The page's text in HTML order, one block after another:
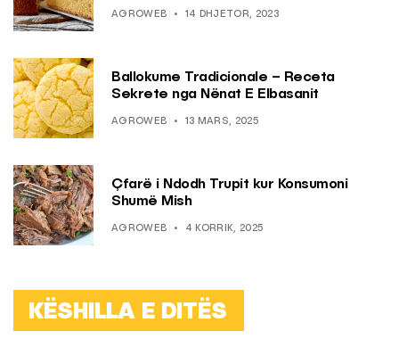
AGROWEB 14 DHJETOR, 2023
Ballokume Tradicionale – Receta
Sekrete nga Nënat E Elbasanit
AGROWEB 13 MARS, 2025
Çfarë i Ndodh Trupit kur Konsumoni
Shumë Mish
AGROWEB 4 KORRIK, 2025
KËSHILLA E DITËS